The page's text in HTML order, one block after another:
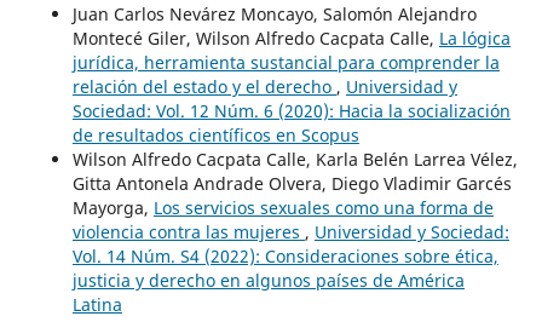
Juan Carlos Nevárez Moncayo, Salomón Alejandro
Montecé Giler, Wilson Alfredo Cacpata Calle, La lógica
jurídica, herramienta sustancial para comprender la
relación del estado y el derecho , Universidad y
Sociedad: Vol. 12 Núm. 6 (2020): Hacia la socialización
de resultados científicos en Scopus
Wilson Alfredo Cacpata Calle, Karla Belén Larrea Vélez,
Gitta Antonela Andrade Olvera, Diego Vladimir Garcés
Mayorga, Los servicios sexuales como una forma de
violencia contra las mujeres , Universidad y Sociedad:
Vol. 14 Núm. S4 (2022): Consideraciones sobre ética,
justicia y derecho en algunos países de América
Latina